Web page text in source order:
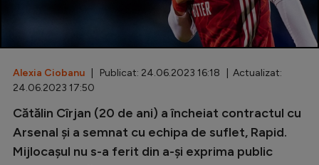
Diverse
Inedit
Clasamente
Alexia Ciobanu | Publicat: 24.06.2023 16:18 | Actualizat:
24.06.2023 17:50
Cătălin Cîrjan (20 de ani) a încheiat contractul cu
Arsenal și a semnat cu echipa de suflet, Rapid.
Mijlocașul nu s-a ferit din a-și exprima public